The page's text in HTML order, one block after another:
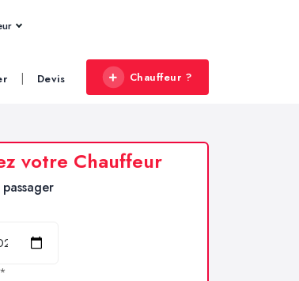
| Devis Chauffeur ?
votre Chauffeur